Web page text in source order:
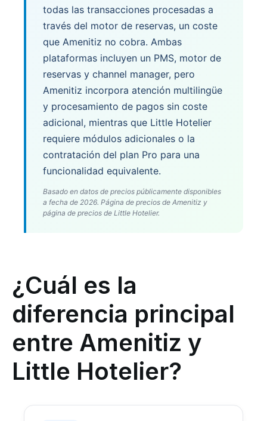
todas las transacciones procesadas a
través del motor de reservas, un coste
que Amenitiz no cobra. Ambas
plataformas incluyen un PMS, motor de
reservas y channel manager, pero
Amenitiz incorpora atención multilingüe
y procesamiento de pagos sin coste
adicional, mientras que Little Hotelier
requiere módulos adicionales o la
contratación del plan Pro para una
funcionalidad equivalente.
Basado en datos de precios públicamente disponibles
a fecha de 2026. Página de precios de Amenitiz y
página de precios de Little Hotelier.
¿Cuál es la
diferencia principal
entre Amenitiz y
Little Hotelier?